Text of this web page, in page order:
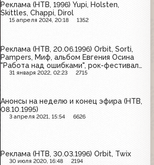
Реклама (НТВ, 1996) Yupi, Holsten,
Skittles, Chappi, Dirol
15 апреля 2024, 20:18 1352
Реклама (НТВ, 20.06.1996) Orbit, Sorti,
Pampers, Миф, альбом Евгения Осина
"Работа над ошибками", рок-фестиваль
"Europa Plus-96", Safeguard, General
31 января 2022, 02:23 2715
Анонсы на неделю и конец эфира (НТВ,
08.10.1995)
3 апреля 2021, 15:54 6626
Реклама (НТВ, 30.03.1996) Orbit, Twix
30 июля 2020, 16:48 2194